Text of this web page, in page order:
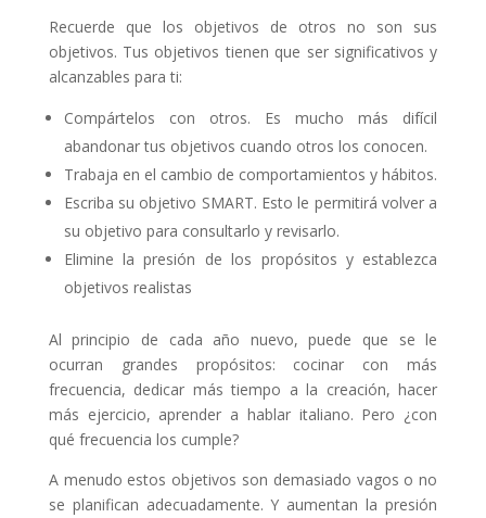
Recuerde que los objetivos de otros no son sus
objetivos. Tus objetivos tienen que ser significativos y
alcanzables para ti:
Compártelos con otros. Es mucho más difícil
abandonar tus objetivos cuando otros los conocen.
Trabaja en el cambio de comportamientos y hábitos.
Escriba su objetivo SMART. Esto le permitirá volver a
su objetivo para consultarlo y revisarlo.
Elimine la presión de los propósitos y establezca
objetivos realistas
Al principio de cada año nuevo, puede que se le
ocurran grandes propósitos: cocinar con más
frecuencia, dedicar más tiempo a la creación, hacer
más ejercicio, aprender a hablar italiano. Pero ¿con
qué frecuencia los cumple?
A menudo estos objetivos son demasiado vagos o no
se planifican adecuadamente. Y aumentan la presión